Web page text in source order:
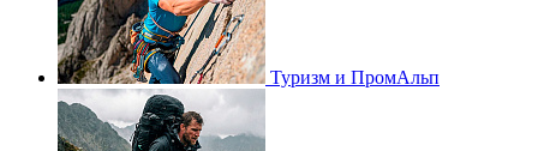
Туризм и ПромАльп